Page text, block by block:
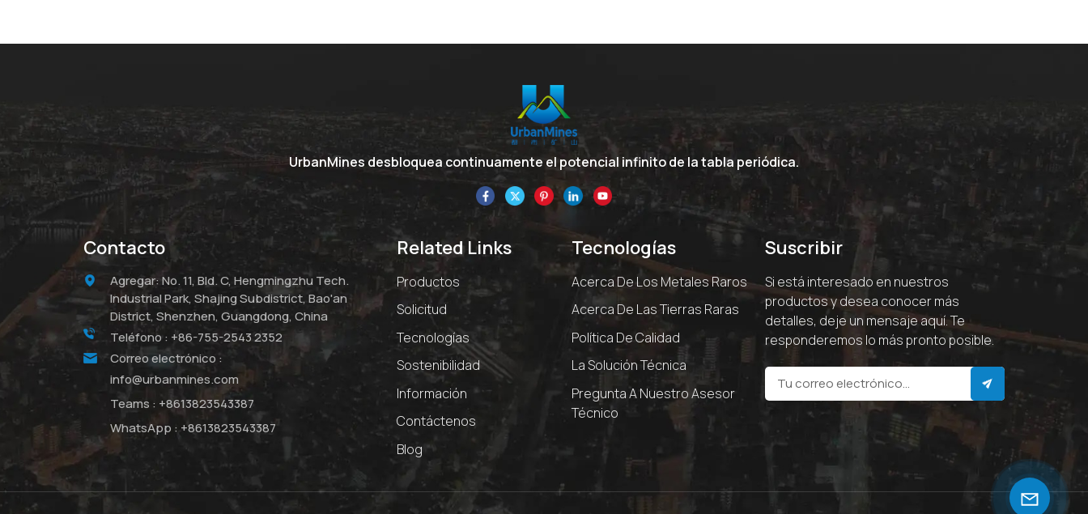
UrbanMines desbloquea continuamente el potencial infinito de la tabla periódica.
Contacto
Agregar: No. 11, Bld. C, Hengmingzhu Tech.
Industrial Park, Shajing Subdistrict, Bao'an
District, Shenzhen, Guangdong, China
Teléfono : +86-755-2543 2352
Correo electrónico :
info@urbanmines.com
Teams : +8613823543387
WhatsApp : +8613823543387
Related Links
Productos
Solicitud
Tecnologías
Sostenibilidad
Información
Contáctenos
Blog
Tecnologías
Acerca De Los Metales Raros
Acerca De Las Tierras Raras
Política De Calidad
La Solución Técnica
Pregunta A Nuestro Asesor
Técnico
Suscribir
Si está interesado en nuestros
productos y desea conocer más
detalles, deje un mensaje aquí. Te
responderemos lo más pronto posible.